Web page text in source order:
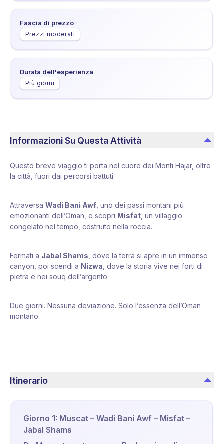
Fascia di prezzo
Prezzi moderati
Durata dell'esperienza
Più giorni
Informazioni Su Questa Attività
Questo breve viaggio ti porta nel cuore dei Monti Hajar, oltre
la città, fuori dai percorsi battuti.
Attraversa Wadi Bani Awf , uno dei passi montani più
emozionanti dell’Oman, e scopri Misfat , un villaggio
congelato nel tempo, costruito nella roccia.
Fermati a Jabal Shams , dove la terra si apre in un immenso
canyon, poi scendi a Nizwa , dove la storia vive nei forti di
pietra e nei souq dell’argento.
Due giorni. Nessuna deviazione. Solo l’essenza dell’Oman
montano.
Itinerario
Giorno 1: Muscat – Wadi Bani Awf – Misfat –
Jabal Shams